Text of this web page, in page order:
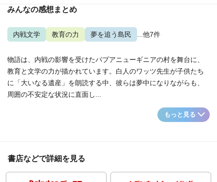
みんなの感想まとめ
内戦文学 教育の力 夢を追う島民 ...他7件
物語は、内戦の影響を受けたパプアニューギニアの村を舞台に、
教育と文学の力が描かれています。白人のワッツ先生が子供たち
に「大いなる遺産」を朗読する中、彼らは夢中になりながらも、
周囲の不安定な状況に直面し...
もっと見る
書店などで詳細を見る